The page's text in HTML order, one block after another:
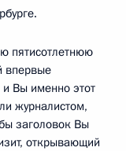
пятисотлетнюю
впервые
и Вы именно этот
журналистом,
заголовок Вы
открывающий